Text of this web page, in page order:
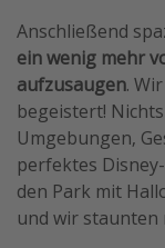
Anschließend
ein wenig mehr
aufzusaugen.
begeistert!
Umgebungen,
perfektes
den Park mit
und wir staunten